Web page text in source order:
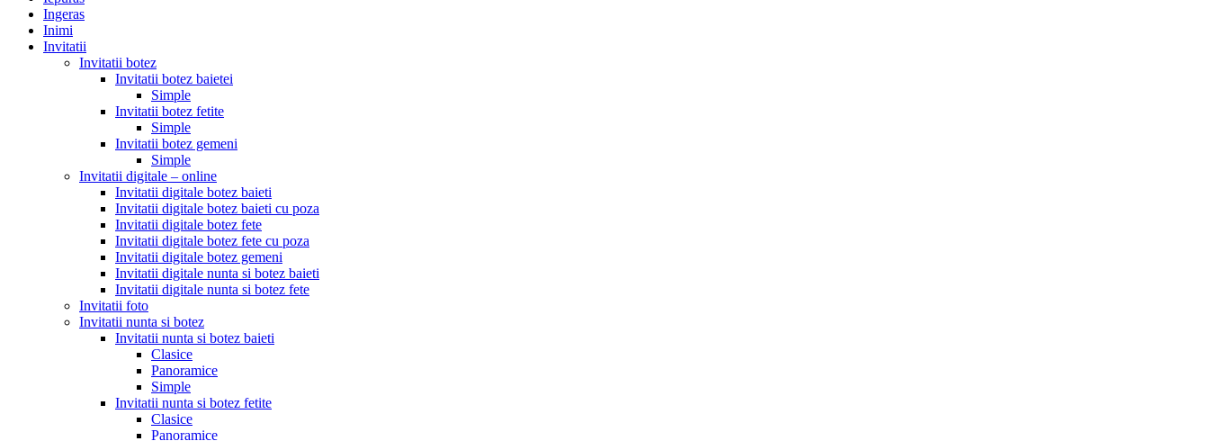
Ingeras
Inimi
Invitatii
Invitatii botez
Invitatii botez baietei
Simple
Invitatii botez fetite
Simple
Invitatii botez gemeni
Simple
Invitatii digitale – online
Invitatii digitale botez baieti
Invitatii digitale botez baieti cu poza
Invitatii digitale botez fete
Invitatii digitale botez fete cu poza
Invitatii digitale botez gemeni
Invitatii digitale nunta si botez baieti
Invitatii digitale nunta si botez fete
Invitatii foto
Invitatii nunta si botez
Invitatii nunta si botez baieti
Clasice
Panoramice
Simple
Invitatii nunta si botez fetite
Clasice
Panoramice